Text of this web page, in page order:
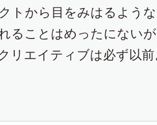
トから目をみはるよう
ることはめったにない
リエイティブは必ず以